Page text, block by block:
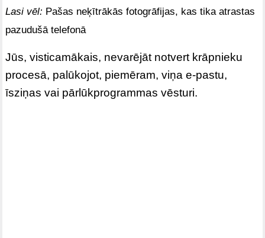
Lasi vēl: Pašas neķītrākās fotogrāfijas, kas tika atrastas
pazudušā telefonā
Jūs, visticamākais, nevarējāt notvert krāpnieku
procesā, palūkojot, piemēram, viņa e-pastu,
īsziņas vai pārlūkprogrammas vēsturi.